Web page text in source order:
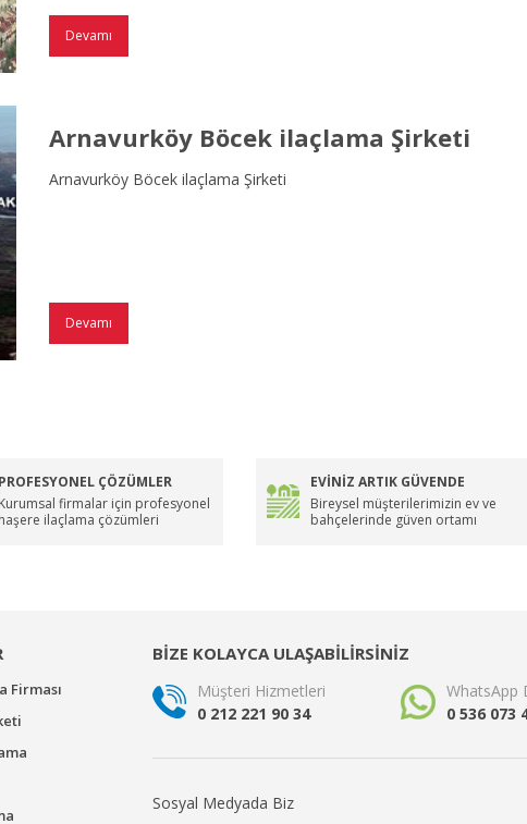
Devamı
Arnavurköy Böcek ilaçlama Şirketi
Arnavurköy Böcek ilaçlama Şirketi
Devamı
PROFESYONEL ÇÖZÜMLER
Kurumsal firmalar için profesyonel
haşere ilaçlama çözümleri
EVİNİZ ARTIK GÜVENDE
Bireysel müşterilerimizin ev ve
bahçelerinde güven ortamı
Firması
BİZE KOLAYCA ULAŞABİLİRSİNİZ
Müşteri Hizmetleri
0 212 221 90 34
WhatsApp
0 536 073
Sosyal Medyada Biz